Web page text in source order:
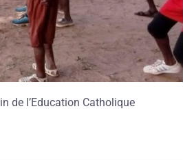
de l’Education Catholique